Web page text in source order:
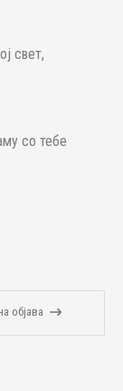
свет,
со тебе
објава